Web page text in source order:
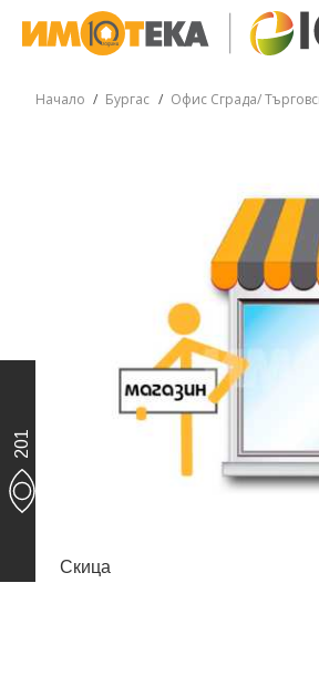
Начало Бургас Офис Сграда/
201
Скица